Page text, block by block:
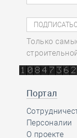
Только
Портал
Персоналии
О проекте